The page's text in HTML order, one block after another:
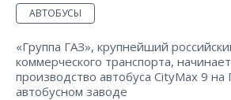
АВТОБУСЫ
«Группа ГАЗ», крупнейший
коммерческого транспорта,
производство автобуса CityMax 9 на
автобусном заводе